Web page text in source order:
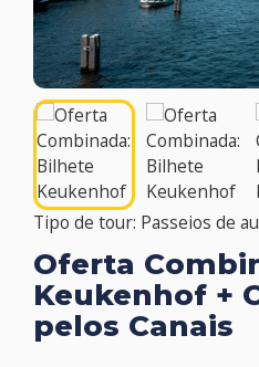
Tipo de tour: Passeios de
Oferta
Keukenhof +
pelos Canais